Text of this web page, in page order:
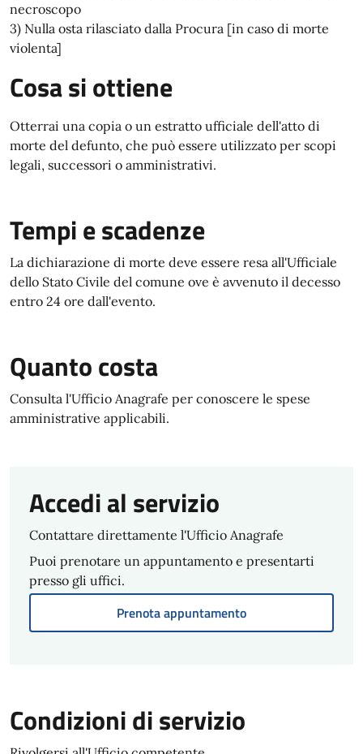
necroscopo
3) Nulla osta rilasciato dalla Procura [in caso di morte
violenta]
Cosa si ottiene
Otterrai una copia o un estratto ufficiale dell'atto di
morte del defunto, che può essere utilizzato per scopi
legali, successori o amministrativi.
Tempi e scadenze
La dichiarazione di morte deve essere resa all'Ufficiale
dello Stato Civile del comune ove è avvenuto il decesso
entro 24 ore dall'evento.
Quanto costa
Consulta l'Ufficio Anagrafe per conoscere le spese
amministrative applicabili.
Accedi al servizio
Contattare direttamente l'Ufficio Anagrafe
Puoi prenotare un appuntamento e presentarti
presso gli uffici.
Prenota appuntamento
Condizioni di servizio